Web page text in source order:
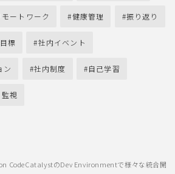
モートワーク 健康管理 振り返り
目標 社内イベント
ン 社内制度 自己学習
視
CodeCatalystのDev Environmentで様々な統合開発